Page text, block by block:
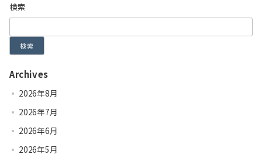
検索
検索
Archives
2026年8月
2026年7月
2026年6月
2026年5月